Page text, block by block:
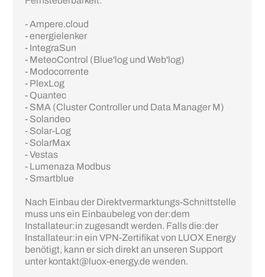
- Ampere.cloud
- energielenker
- IntegraSun
- MeteoControl (Blue'log und Web'log)
- Modocorrente
- PlexLog
- Quantec
- SMA (Cluster Controller und Data Manager M)
- Solandeo
- Solar-Log
- SolarMax
- Vestas
- Lumenaza Modbus
- Smartblue
Nach Einbau der Direktvermarktungs-Schnittstelle
muss uns ein Einbaubeleg von der:dem
Installateur:in zugesandt werden. Falls die:der
Installateur:in ein VPN-Zertifikat von LUOX Energy
benötigt, kann er sich direkt an unseren Support
unter kontakt@luox-energy.de wenden.